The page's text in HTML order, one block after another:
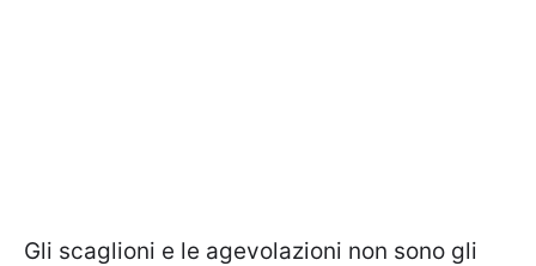
Gli scaglioni e le agevolazioni non sono gli